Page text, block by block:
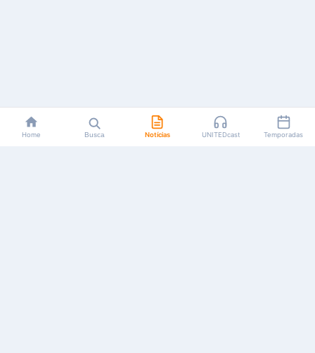
Home Busca Notícias UNITEDcast Temporadas